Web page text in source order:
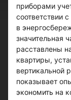
приборами
соответствии
в
значительная
расставлены
квартиры,
вертикальной
показывает
экономить на